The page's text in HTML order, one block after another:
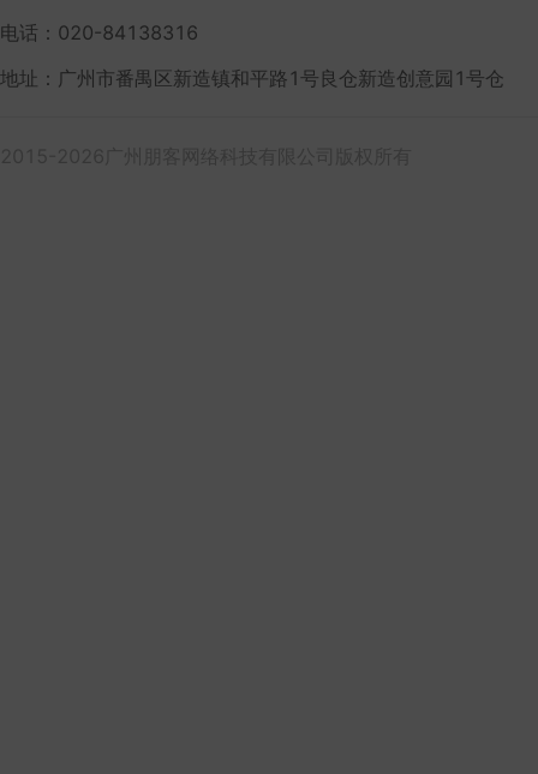
电话：020-84138316
地址：广州市番禺区新造镇和平路1号良仓新造创意园1号仓